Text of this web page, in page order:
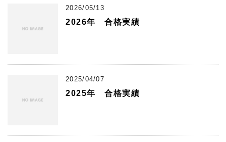
2026/05/13
2026年 合格実績
2025/04/07
2025年 合格実績